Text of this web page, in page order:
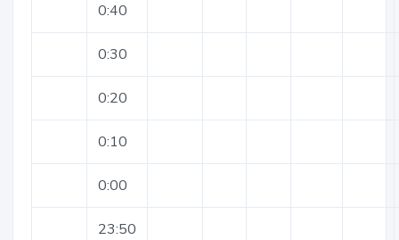
0:40
0:30
0:20
0:10
0:00
23:50